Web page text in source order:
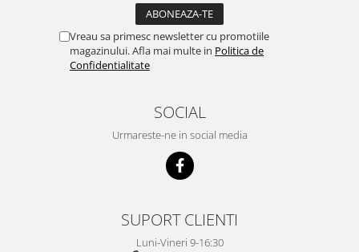
Vreau sa primesc newsletter cu promotiile
magazinului. Afla mai multe in Politica de
Confidentialitate
SOCIAL
Urmareste-ne in social media
SUPORT CLIENTI
Luni-Vineri 9-16:30